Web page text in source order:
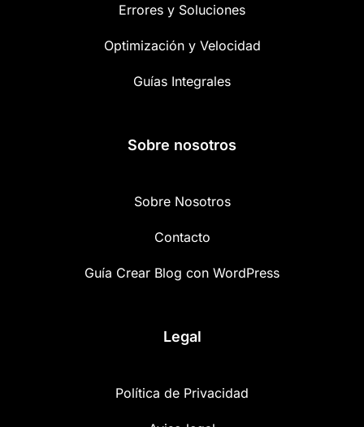
Errores y Soluciones
Optimización y Velocidad
Guías Integrales
Sobre nosotros
Sobre Nosotros
Contacto
Guía Crear Blog con WordPress
Legal
Política de Privacidad